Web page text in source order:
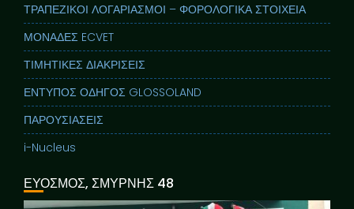
ΤΡΑΠΕΖΙΚΟΙ ΛΟΓΑΡΙΑΣΜΟΙ – ΦΟΡΟΛΟΓΙΚΑ ΣΤΟΙΧΕΙΑ
ΜΟΝΑΔΕΣ ECVET
ΤΙΜΗΤΙΚΕΣ ΔΙΑΚΡΙΣΕΙΣ
ΕΝΤΥΠΟΣ ΟΔΗΓΟΣ GLOSSOLAND
ΠΑΡΟΥΣΙΑΣΕΙΣ
i-Nucleus
ΕΥΟΣΜΟΣ, ΣΜΥΡΝΗΣ 48